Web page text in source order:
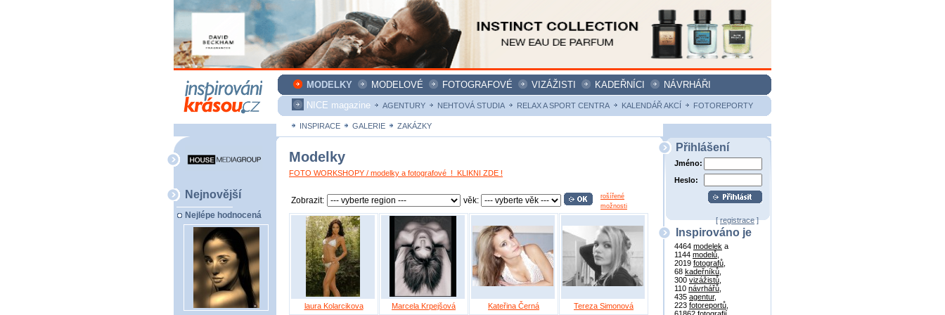
MODELKY MODELOVÉ FOTOGRAFOVÉ VIZÁŽISTI KADEŘNÍCI
NÁVRHÁŘI
NICE magazine
AGENTURY NEHTOVÁ STUDIA RELAX A SPORT CENTRA KALENDÁŘ AKCÍ FOTOREPORTY
INSPIRACE GALERIE ZAKÁZKY
Nejnovější
Nejlépe hodnocená
Modelky
FOTO WORKSHOPY / modelky a fotografové ! KLIKNI ZDE !
Zobrazit: věk:
rošířené
možnosti
laura Kolarcikova Marcela Krpejšová Kateřina Černá Tereza Simonová
Přihlášení
Jméno:
Heslo:
[registrace]
Inspirováno je
4464 modelek a
1144 modelů
2019 fotografů
68 kadeřníků
300 vizážistů
110 návrhářů
435 agentur,
223 fotoreportů